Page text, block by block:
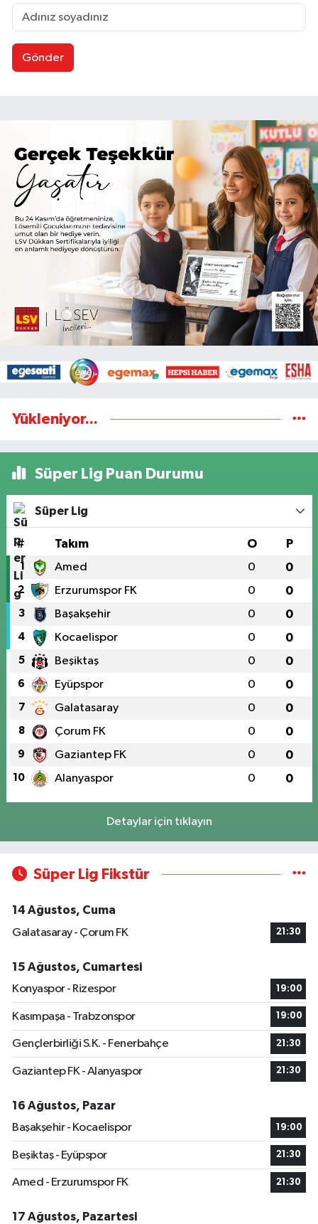
Gönder
Yükleniyor...
Süper Lig Puan Durumu
Süper Lig
# Takım O P
1 Amed 0 0
2 Erzurumspor FK 0 0
3 Başakşehir 0 0
4 Kocaelispor 0 0
5 Beşiktaş 0 0
6 Eyüpspor 0 0
7 Galatasaray 0 0
8 Çorum FK 0 0
9 Gaziantep FK 0 0
10 Alanyaspor 0 0
Detaylar için tıklayın
Süper Lig Fikstür
14 Ağustos, Cuma
Galatasaray - Çorum FK
21:30
15 Ağustos, Cumartesi
Konyaspor - Rizespor
19:00
Kasımpaşa - Trabzonspor 19:00
Gençlerbirliği S.K. - Fenerbahçe 21:30
Gaziantep FK - Alanyaspor 21:30
16 Ağustos, Pazar
Başakşehir - Kocaelispor
19:00
Beşiktaş - Eyüpspor 21:30
Amed - Erzurumspor FK 21:30
17 Ağustos, Pazartesi